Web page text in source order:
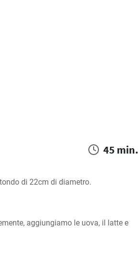
45 min.
di 22cm di diametro.
aggiungiamo le uova, il latte e